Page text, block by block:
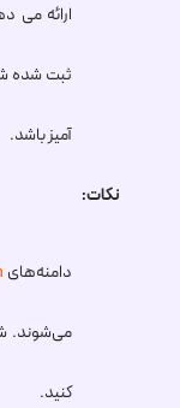
ارائه می
ثبت شده
آمیز باشد.
نکات:
دامنه‌های
می‌شوند.
کنید.